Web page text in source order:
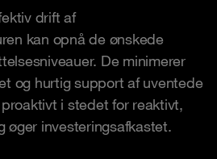
drift af
kan opnå de ønskede
De minimerer
og hurtig support af uventede
i stedet for reaktivt,
øger investeringsafkastet.